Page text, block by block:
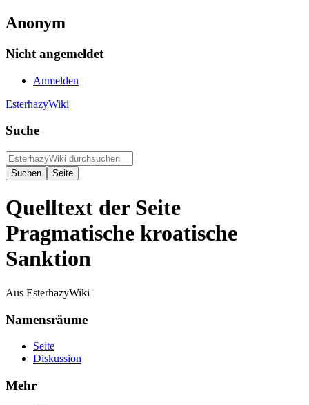
Anonym
Nicht angemeldet
Anmelden
EsterhazyWiki
Suche
Quelltext der Seite
Pragmatische kroatische
Sanktion
Aus EsterhazyWiki
Namensräume
Seite
Diskussion
Mehr